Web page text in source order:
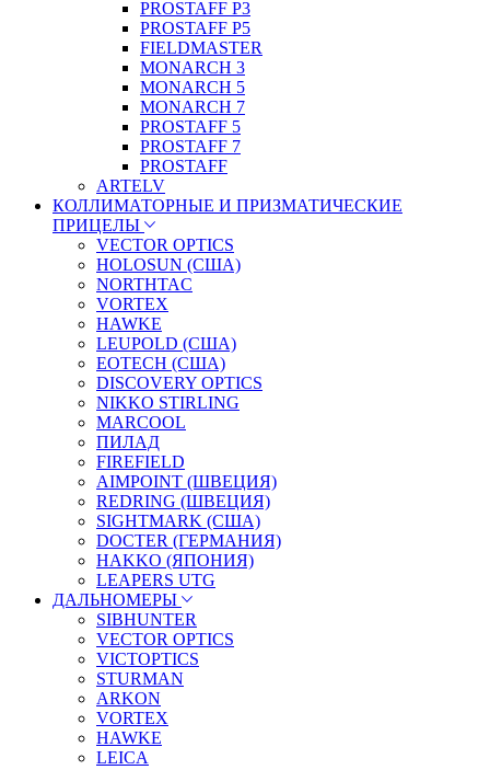
PROSTAFF P3
PROSTAFF P5
FIELDMASTER
MONARCH 3
MONARCH 5
MONARCH 7
PROSTAFF 5
PROSTAFF 7
PROSTAFF
ARTELV
КОЛЛИМАТОРНЫЕ И ПРИЗМАТИЧЕСКИЕ
ПРИЦЕЛЫ
VECTOR OPTICS
HOLOSUN (США)
NORTHTAC
VORTEX
HAWKE
LEUPOLD (США)
EOTECH (США)
DISCOVERY OPTICS
NIKKO STIRLING
MARCOOL
ПИЛАД
FIREFIELD
AIMPOINT (ШВЕЦИЯ)
REDRING (ШВЕЦИЯ)
SIGHTMARK (США)
DOCTER (ГЕРМАНИЯ)
HAKKO (ЯПОНИЯ)
LEAPERS UTG
ДАЛЬНОМЕРЫ
SIBHUNTER
VECTOR OPTICS
VICTOPTICS
STURMAN
ARKON
VORTEX
HAWKE
LEICA